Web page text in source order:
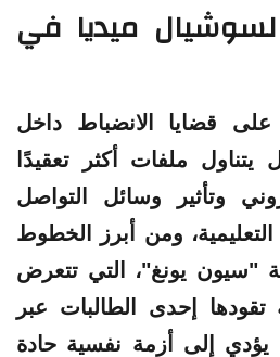
ميديا في
قضايا الانضباط داخل
يتناول ملفات أكثر تعقيدًا
وتأثير وسائل التواصل
التعليمية، ومن أبرز الخطوط
"سيون يونغ"، التي تتعرض
إحدى الطالبات عبر
يؤدي إلى أزمة نفسية حادة